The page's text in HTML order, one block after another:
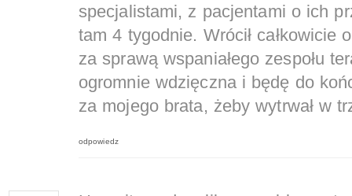
specjalistami, z pacjentami o ich
tam 4 tygodnie. Wrócił
za sprawą wspaniałego zespołu
ogromnie wdzięczna i będę do
za mojego brata, żeby wytrwał w
odpowiedz